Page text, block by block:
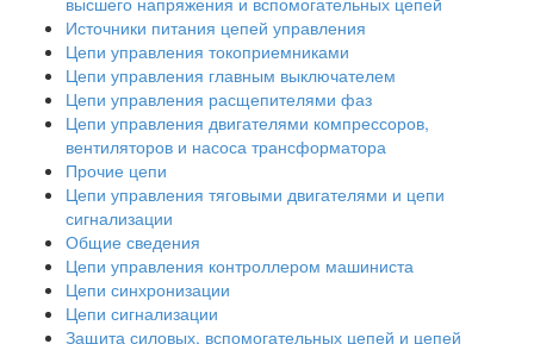
Источники питания цепей управления
Цепи управления токоприемниками
Цепи управления главным выключателем
Цепи управления расщепителями фаз
Цепи управления двигателями компрессоров,
вентиляторов и насоса трансформатора
Прочие цепи
Цепи управления тяговыми двигателями и цепи
сигнализации
Общие сведения
Цепи управления контроллером машиниста
Цепи синхронизации
Цепи сигнализации
Защита силовых, вспомогательных цепей и цепей